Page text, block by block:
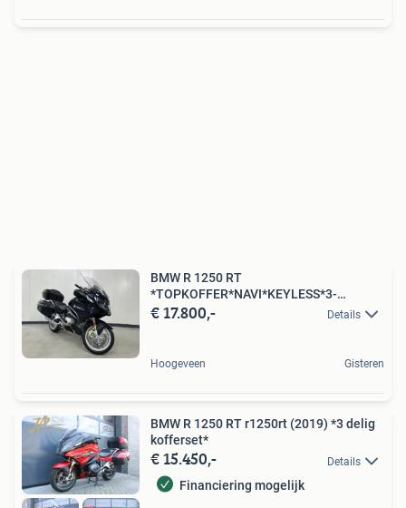
BMW R 1250 RT
*TOPKOFFER*NAVI*KEYLESS*3-
PAKKETEN*R1250RT
€ 17.800,- Details
Hoogeveen Gisteren
BMW R 1250 RT r1250rt (2019) *3 delig
kofferset*
€ 15.450,- Details
Financiering mogelijk